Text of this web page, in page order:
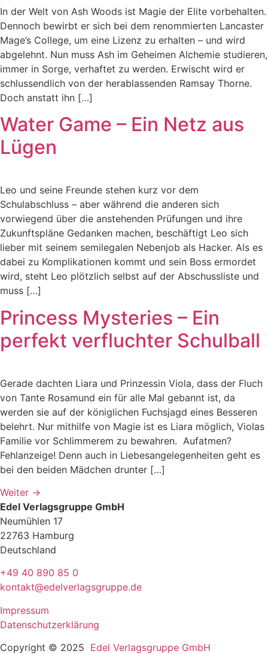
In der Welt von Ash Woods ist Magie der Elite vorbehalten.
Dennoch bewirbt er sich bei dem renommierten Lancaster
Mage’s College, um eine Lizenz zu erhalten – und wird
abgelehnt. Nun muss Ash im Geheimen Alchemie studieren,
immer in Sorge, verhaftet zu werden. Erwischt wird er
schlussendlich von der herablassenden Ramsay Thorne.
Doch anstatt ihn […]
Water Game – Ein Netz aus
Lügen
Leo und seine Freunde stehen kurz vor dem
Schulabschluss – aber während die anderen sich
vorwiegend über die anstehenden Prüfungen und ihre
Zukunftspläne Gedanken machen, beschäftigt Leo sich
lieber mit seinem semilegalen Nebenjob als Hacker. Als es
dabei zu Komplikationen kommt und sein Boss ermordet
wird, steht Leo plötzlich selbst auf der Abschussliste und
muss […]
Princess Mysteries – Ein
perfekt verfluchter Schulball
Gerade dachten Liara und Prinzessin Viola, dass der Fluch
von Tante Rosamund ein für alle Mal gebannt ist, da
werden sie auf der königlichen Fuchsjagd eines Besseren
belehrt. Nur mithilfe von Magie ist es Liara möglich, Violas
Familie vor Schlimmerem zu bewahren. Aufatmen?
Fehlanzeige! Denn auch in Liebesangelegenheiten geht es
bei den beiden Mädchen drunter […]
Weiter →
Edel Verlagsgruppe GmbH
Neumühlen 17
22763 Hamburg
Deutschland
+49 40 890 85 0
kontakt@edelverlagsgruppe.de
Impressum
Datenschutzerklärung
Copyright © 2025 Edel Verlagsgruppe GmbH